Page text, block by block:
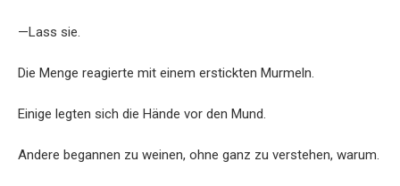
—Lass sie.
Die Menge reagierte mit einem erstickten Murmeln.
Einige legten sich die Hände vor den Mund.
Andere begannen zu weinen, ohne ganz zu verstehen, warum.